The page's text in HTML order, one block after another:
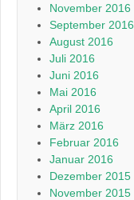
November 2016
September 2016
August 2016
Juli 2016
Juni 2016
Mai 2016
April 2016
März 2016
Februar 2016
Januar 2016
Dezember 2015
November 2015